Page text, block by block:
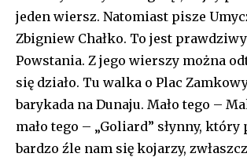
jeden wiersz. Natomiast pisze
Zbigniew Chałko. To jest
Powstania. Z jego wierszy można
się działo. Tu walka o Plac
barykada na Dunaju. Mało tego –
mało tego – „Goliard” słynny, który
bardzo źle nam się kojarzy,